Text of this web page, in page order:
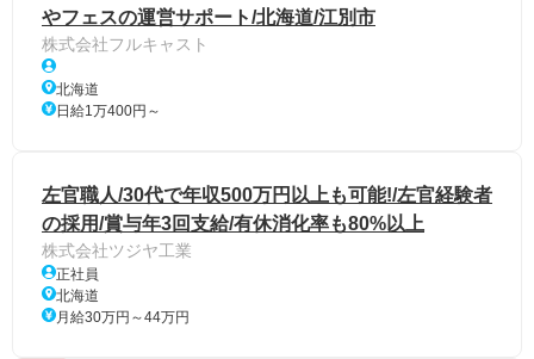
やフェスの運営サポート/北海道/江別市
株式会社フルキャスト
北海道
日給1万400円～
左官職人/30代で年収500万円以上も可能!/左官経験者
の採用/賞与年3回支給/有休消化率も80%以上
株式会社ツジヤ工業
正社員
北海道
月給30万円～44万円